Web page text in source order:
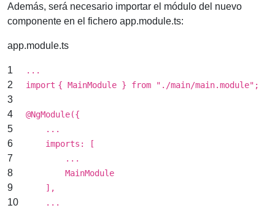
Además, será necesario importar el módulo del nuevo
componente en el fichero app.module.ts:
app.module.ts
1
2
3
4
5
6
7
8
9
10
...
import { MainModule } from "./main/main.module" ;
@NgModule({
...
imports: [
...
MainModule
],
...